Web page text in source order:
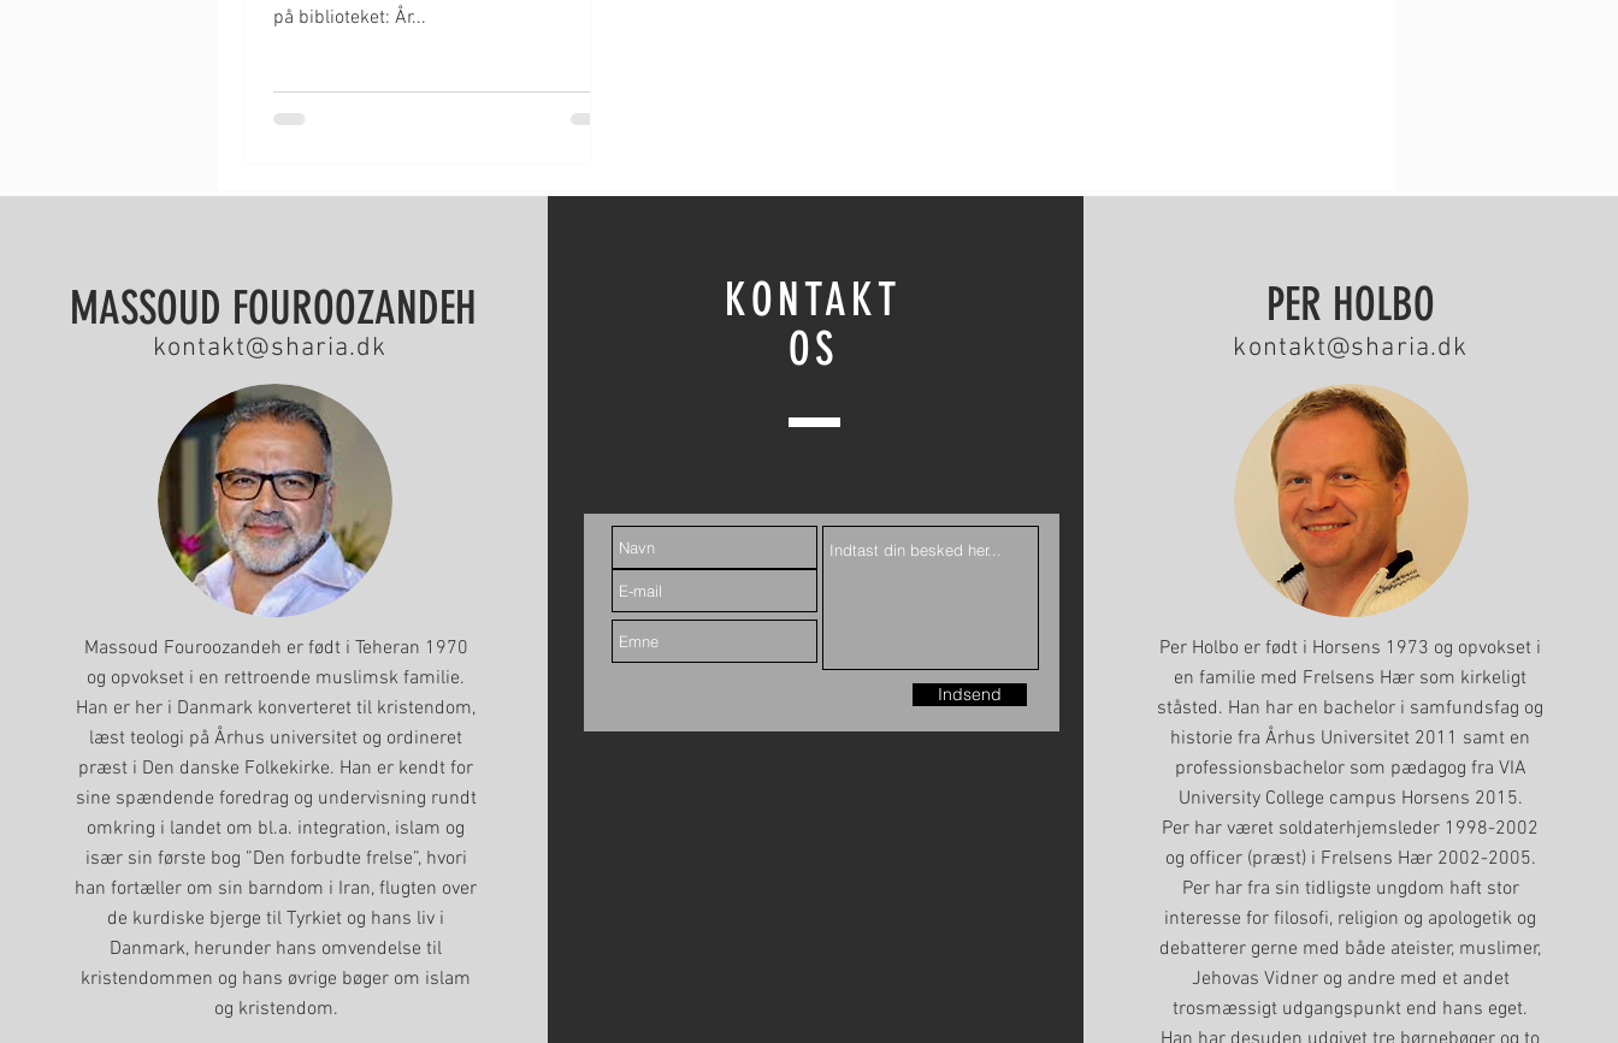
på biblioteket: År...
kontakt@sharia.dk
MASSOUD FOUROOZANDEH
Massoud Fouroozandeh er født i Teheran 1970
og opvokset i en rettroende muslimsk familie.
Han er her i Danmark konverteret til kristendom,
læst teologi på Århus universitet og ordineret
præst i Den danske Folkekirke. Han er kendt for
sine spændende foredrag og undervisning rundt
omkring i landet om bl.a. integration, islam og
især sin første bog ”Den forbudte frelse”, hvori
han fortæller om sin barndom i Iran, flugten over
de kurdiske bjerge til Tyrkiet og hans liv i
Danmark, herunder hans omvendelse til
kristendommen og hans øvrige bøger om islam
og kristendom.
KONTAKT
OS
Indsend
PER HOLBO
kontakt@sharia.dk
Per Holbo er født i Horsens 1973 og opvokset i
en familie med Frelsens Hær som kirkeligt
ståsted. Han har en bachelor i samfundsfag og
historie fra Århus Universitet 2011 samt en
professionsbachelor som pædagog fra VIA
University College campus Horsens 2015.
Per har været soldaterhjemsleder 1998-2002
og officer (præst) i Frelsens Hær 2002-2005.
Per har fra sin tidligste ungdom haft stor
interesse for filosofi, religion og apologetik og
debatterer gerne med både ateister, muslimer,
Jehovas Vidner og andre med et andet
trosmæssigt udgangspunkt end hans eget.